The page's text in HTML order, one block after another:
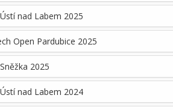
nad Labem 2025
Open Pardubice 2025
2025
nad Labem 2024